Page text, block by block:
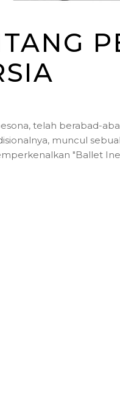
telah berabad-
muncul
"Ballet